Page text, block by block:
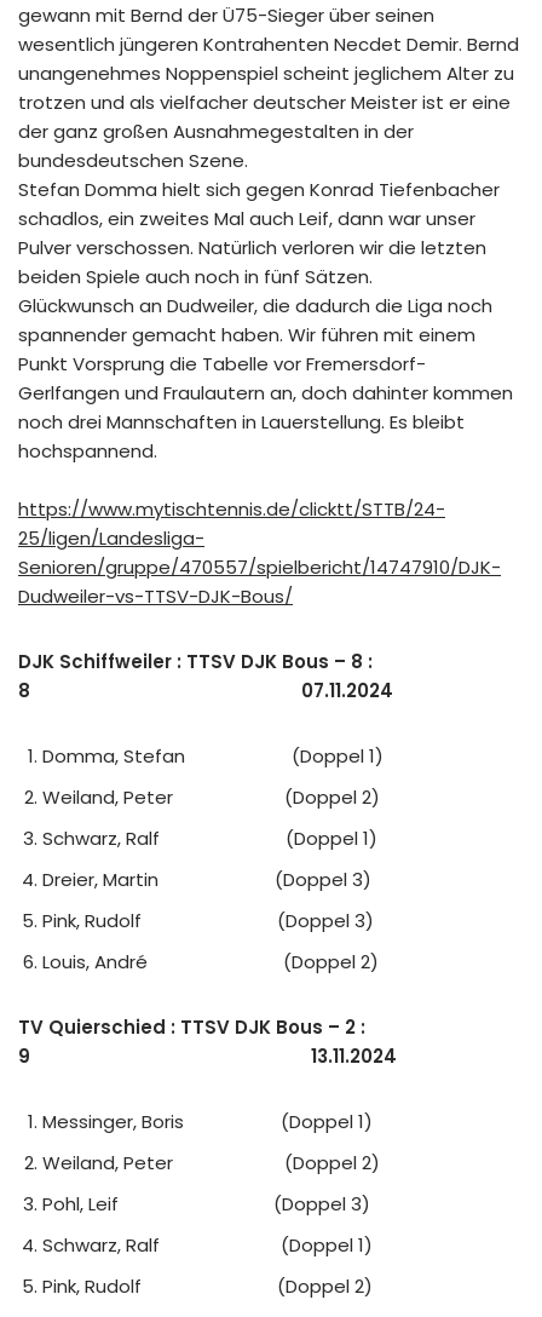
gewann mit Bernd der Ü75-Sieger über seinen
wesentlich jüngeren Kontrahenten Necdet Demir. Bernd
unangenehmes Noppenspiel scheint jeglichem Alter zu
trotzen und als vielfacher deutscher Meister ist er eine
der ganz großen Ausnahmegestalten in der
bundesdeutschen Szene.
Stefan Domma hielt sich gegen Konrad Tiefenbacher
schadlos, ein zweites Mal auch Leif, dann war unser
Pulver verschossen. Natürlich verloren wir die letzten
beiden Spiele auch noch in fünf Sätzen.
Glückwunsch an Dudweiler, die dadurch die Liga noch
spannender gemacht haben. Wir führen mit einem
Punkt Vorsprung die Tabelle vor Fremersdorf-
Gerlfangen und Fraulautern an, doch dahinter kommen
noch drei Mannschaften in Lauerstellung. Es bleibt
hochspannend.
https://www.mytischtennis.de/clicktt/STTB/24-
25/ligen/Landesliga-
Senioren/gruppe/470557/spielbericht/14747910/DJK-
Dudweiler-vs-TTSV-DJK-Bous/
DJK Schiffweiler : TTSV DJK Bous – 8 :
8 07.11.2024
Domma, Stefan (Doppel 1)
Weiland, Peter (Doppel 2)
Schwarz, Ralf (Doppel 1)
Dreier, Martin (Doppel 3)
Pink, Rudolf (Doppel 3)
Louis, André (Doppel 2)
TV Quierschied : TTSV DJK Bous – 2 :
9 13.11.2024
Messinger, Boris (Doppel 1)
Weiland, Peter (Doppel 2)
Pohl, Leif (Doppel 3)
Schwarz, Ralf (Doppel 1)
Pink, Rudolf (Doppel 2)